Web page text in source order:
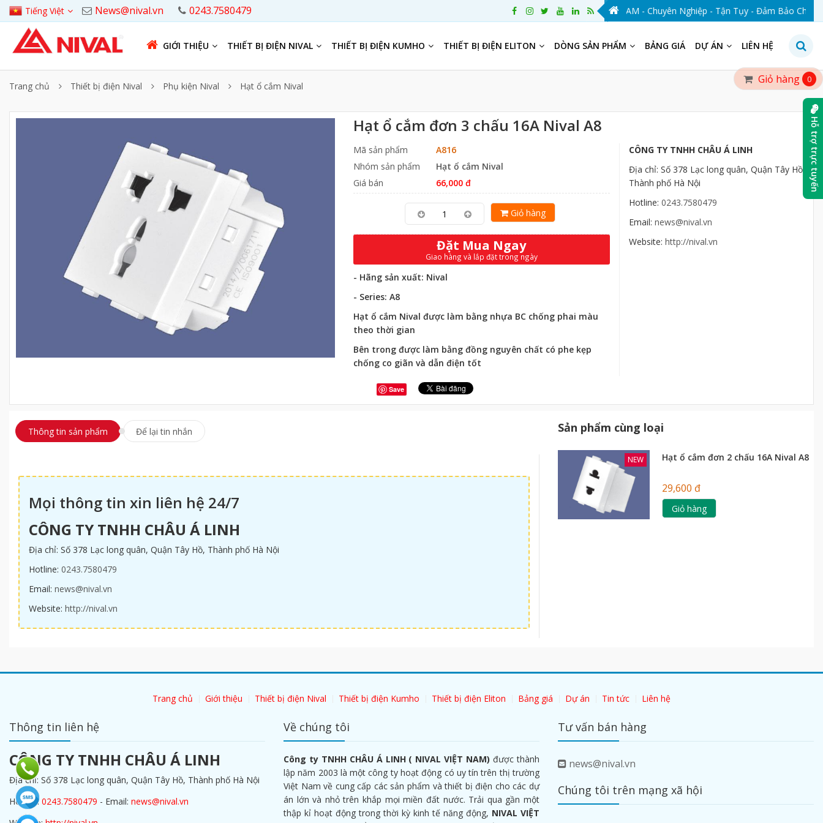
Tiếng Việt News@nival.vn 0243.7580479
Giỏ hàng 0
NIVAL VIỆT NAM - Chuyên Nghiệp - Tận Tụy - Đảm Bảo Chất
GIỚI THIỆU THIẾT BỊ ĐIỆN NIVAL THIẾT BỊ ĐIỆN KUMHO THIẾT BỊ ĐIỆN ELITON DÒNG SẢN PHẨM BẢNG GIÁ DỰ ÁN LIÊN HỆ
Trang chủ Thiết bị điện Nival Phụ kiện Nival Hạt ổ cắm Nival
Hạt ổ cắm đơn 3 chấu 16A Nival A8
Mã sản phẩm
A816
Nhóm sản phẩm
Hạt ổ cắm Nival
Giá bán
66,000 đ
Giỏ hàng
Đặt Mua Ngay
Giao hàng và lắp đặt trong ngày
- Hãng sản xuất: Nival
- Series: A8
Hạt ổ cắm Nival được làm bằng nhựa BC chống phai màu
theo thời gian
Bên trong được làm bằng đồng nguyên chất có phe kẹp
chống co giãn và dẫn điện tốt
CÔNG TY TNHH CHÂU Á LINH
Địa chỉ: Số 378 Lạc long quân, Quận Tây Hồ,
Thành phố Hà Nội
Hotline: 0243.7580479
Email: news@nival.vn
Website: http://nival.vn
Save
Thông tin sản phẩm Để lại tin nhắn
Mọi thông tin xin liên hệ 24/7
CÔNG TY TNHH CHÂU Á LINH
Địa chỉ: Số 378 Lạc long quân, Quận Tây Hồ, Thành phố Hà Nội
Hotline: 0243.7580479
Email: news@nival.vn
Website: http://nival.vn
Sản phẩm cùng loại
NEW Hạt ổ cắm đơn 2 chấu 16A Nival A8
29,600 đ
Giỏ hàng
Trang chủ Giới thiệu Thiết bị điện Nival Thiết bị điện Kumho Thiết bị điện Eliton Bảng giá Dự án Tin tức Liên hệ
Thông tin liên hệ
CÔNG TY TNHH CHÂU Á LINH
Địa chỉ: Số 378 Lạc long quân, Quận Tây Hồ, Thành phố Hà Nội
Hotline: 0243.7580479 - Email: news@nival.vn
Về chúng tôi
Công ty TNHH CHÂU Á LINH ( NIVAL VIỆT NAM) được thành
lập năm 2003 là một công ty hoạt động có uy tín trên thị trường
Việt Nam về cung cấp các sản phẩm và thiết bị điện cho các dự
án lớn và nhỏ trên khắp mọi miền đất nước. Trải qua gần một
thập kỉ hoạt động trong thời kỳ kinh tế năng động, NIVAL VIỆT
Tư vấn bán hàng
news@nival.vn
Chúng tôi trên mạng xã hội
Hỗ trợ trực tuyến